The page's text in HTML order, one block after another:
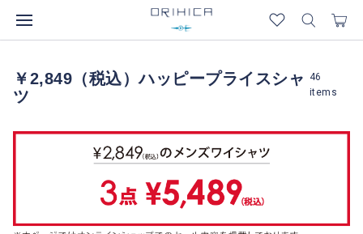
￥2,849（税込）ハッピープライスシャ
ツ
46
items